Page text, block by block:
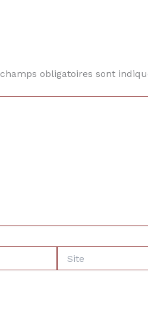
obligatoires sont